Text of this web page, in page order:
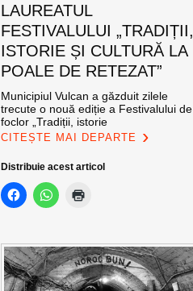
LAUREATUL
FESTIVALULUI „TRADIȚII,
ISTORIE ȘI CULTURĂ LA
POALE DE RETEZAT”
Municipiul Vulcan a găzduit zilele
trecute o nouă ediție a Festivalului de
foclor „Tradiții, istorie
CITEȘTE MAI DEPARTE
Distribuie acest articol